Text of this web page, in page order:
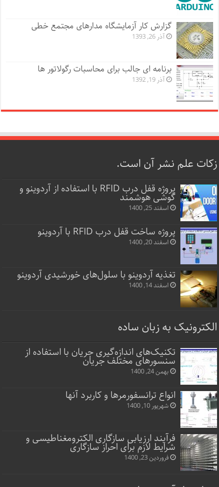
گزارش کار آزمایشگاه مدارهای مجتمع خطی
آذر 26, 1393
برنامه ای جالب برای محاسبات رگولاتور ها
آذر 19, 1392
زکات علم نشر آن است.
پروژه قفل‌ درب RFID با استفاده از آردوینو و
گوشی هوشمند
اسفند 25, 1400
پروژه ساخت قفل‌ درب RFID با آردوینو
اسفند 20, 1400
تغذیه آردوینو با سلول‌های خورشیدی آردوینو
اسفند 14, 1400
الکترونیک به زبان ساده
تکنیک‌های اندازه‌گیری جریان با استفاده از
سنسورهای مختلف جریان
بهمن 24, 1400
انواع ترانسفورمرها و کاربرد آنها
شهریور 10, 1400
فرآیند ارزیابی سازگاری الکترومغناطیسی و
شرایط لازم برای احراز سازگاری
فروردین 23, 1400